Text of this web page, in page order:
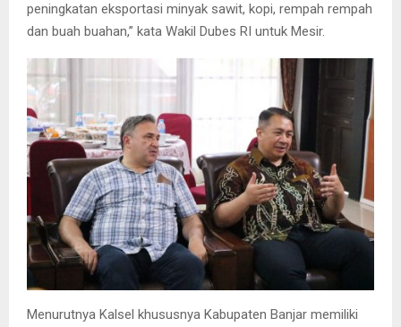
peningkatan eksportasi minyak sawit, kopi, rempah rempah
dan buah buahan,” kata Wakil Dubes RI untuk Mesir.
Menurutnya Kalsel khususnya Kabupaten Banjar memiliki